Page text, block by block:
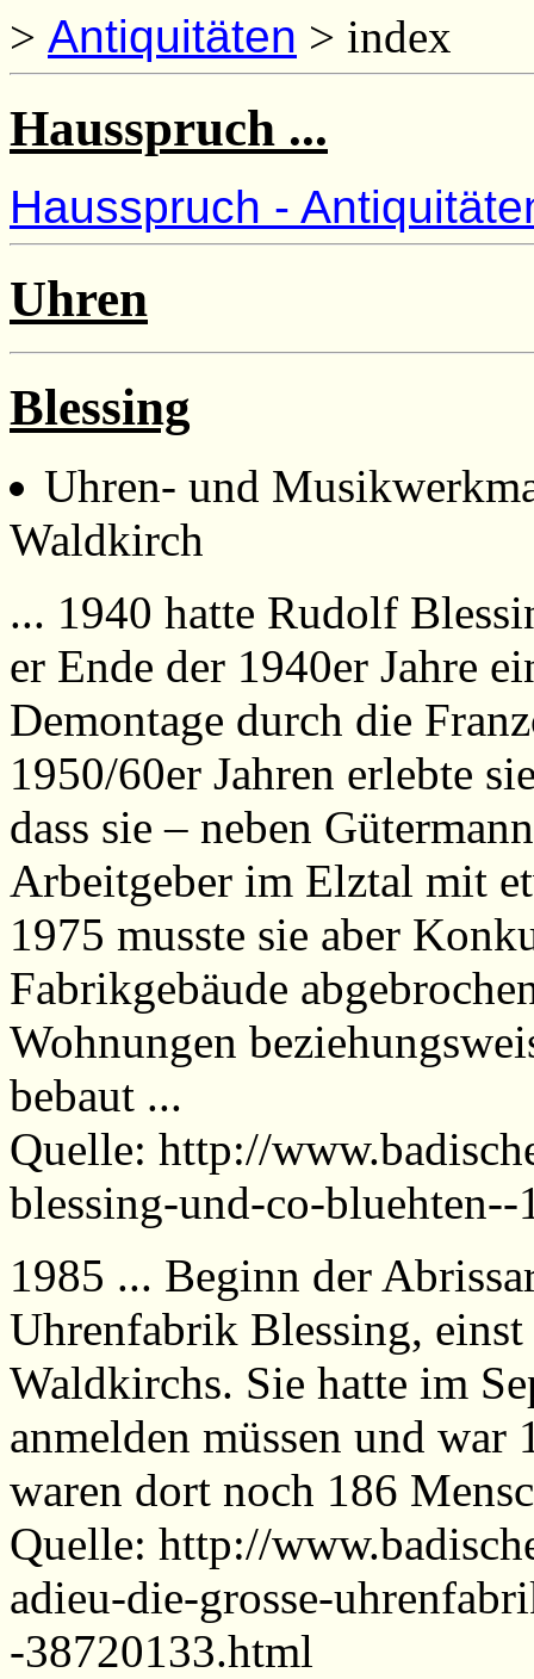
> Antiquitäten > index
Hausspruch ...
Hausspruch -
Uhren
Blessing
Uhren- und
Waldkirch
... 1940 hatte Rudolf
er Ende der 1940er Jahre
Demontage durch die
1950/60er Jahren erlebte
dass sie – neben
Arbeitgeber im Elztal mit
1975 musste sie aber
Fabrikgebäude
Wohnungen
bebaut ...
Quelle: http://
blessing-und-co-
1985 ... Beginn der
Uhrenfabrik Blessing,
Waldkirchs. Sie hatte im
anmelden müssen und
waren dort noch 186
Quelle: http://
adieu-die-grosse-
-38720133.html